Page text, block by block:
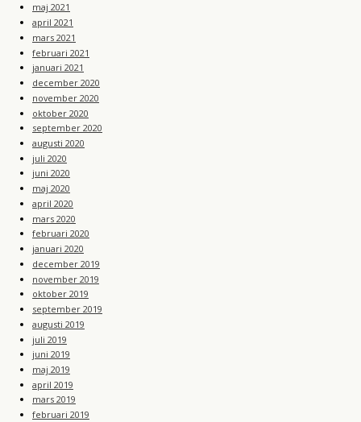
maj 2021
april 2021
mars 2021
februari 2021
januari 2021
december 2020
november 2020
oktober 2020
september 2020
augusti 2020
juli 2020
juni 2020
maj 2020
april 2020
mars 2020
februari 2020
januari 2020
december 2019
november 2019
oktober 2019
september 2019
augusti 2019
juli 2019
juni 2019
maj 2019
april 2019
mars 2019
februari 2019